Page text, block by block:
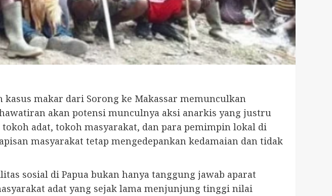
makar dari Sorong ke Makassar memunculkan
akan potensi munculnya aksi anarkis yang justru
adat, tokoh masyarakat, dan para pemimpin lokal di
masyarakat tetap mengedepankan kedamaian dan tidak
sosial di Papua bukan hanya tanggung jawab aparat
adat yang sejak lama menjunjung tinggi nilai